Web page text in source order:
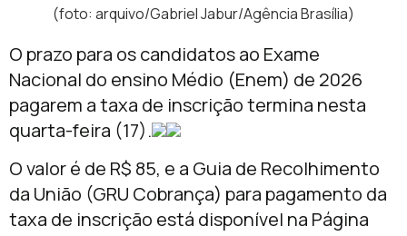
(foto: arquivo/Gabriel Jabur/Agência Brasília)
O prazo para os candidatos ao Exame
Nacional do ensino Médio (Enem) de 2026
pagarem a taxa de inscrição termina nesta
quarta-feira (17).
O valor é de R$ 85, e a Guia de Recolhimento
da União (GRU Cobrança) para pagamento da
taxa de inscrição está disponível na Página